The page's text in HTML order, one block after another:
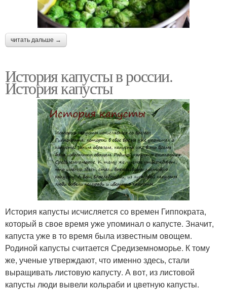
читать дальше →
История капусты в россии.
История капусты
История капусты исчисляется со времен Гиппократа,
который в свое время уже упоминал о капусте. Значит,
капуста уже в то время была известным овощем.
Родиной капусты считается Средиземноморье. К тому
же, ученые утверждают, что именно здесь, стали
выращивать листовую капусту. А вот, из листовой
капусты люди вывели кольраби и цветную капусты.